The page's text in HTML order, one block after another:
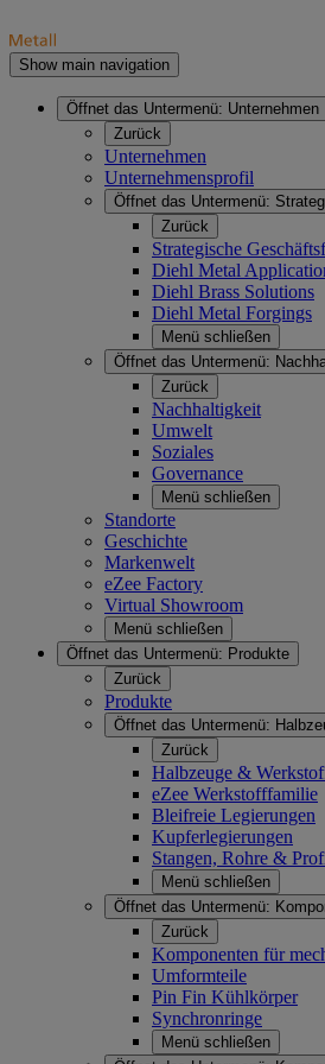
Show main navigation
Öffnet das Untermenü: Unternehmen
Zurück
Unternehmen
Unternehmensprofil
Öffnet das Untermenü:
Zurück
Strategische
Diehl Metal
Diehl Brass Solutions
Diehl Metal Forgings
Menü schließen
Öffnet das Untermenü:
Zurück
Nachhaltigkeit
Umwelt
Soziales
Governance
Menü schließen
Standorte
Geschichte
Markenwelt
eZee Factory
Virtual Showroom
Menü schließen
Öffnet das Untermenü: Produkte
Zurück
Produkte
Öffnet das Untermenü:
Zurück
Halbzeuge &
eZee Werkstofffamilie
Bleifreie Legierungen
Kupferlegierungen
Stangen, Rohre &
Menü schließen
Öffnet das Untermenü:
Zurück
Komponenten für
Umformteile
Pin Fin Kühlkörper
Synchronringe
Menü schließen